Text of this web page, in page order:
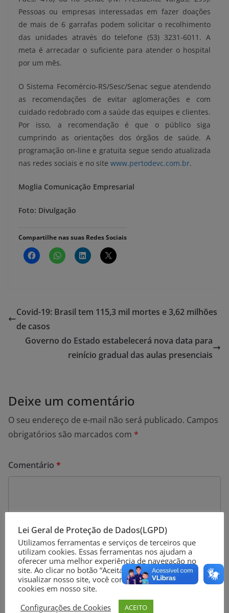
Pessoas ou empresas interessadas em fazer doações
de mais de 6 garrafas podem solicitar o recolhimento
das unidades através do telefone (53) 3231-6011. A
meta é arrecadar o suficiente para atender o hospital
por um mês.
O Sistema Fecomércio-RS/Sesc/Senac segue atendendo
as recomendações de evitar aglomerações e com
cuidado redobrado com a saúde das equipes e clientes.
Por isso, a recomendação é que o público siga
cumprindo as orientações dos órgãos de saúde. A
programação on-line e gratuita segue sendo atualizada
nas redes sociais e no site www.pertodevc.com.br.
Moglia Comunicação Empresarial
Foto: Divulgação
Compartilhe nas suas Redes Sociais
Covid-19: Brasil tem 115,3 mil mortes e 3,62 milhões
de casos
Governo do Estado estabelecerá nova data para
reinício gradual das aulas presenciais
Deixe um comentário
O seu endereço de e-mail não será publicado. Campos
obrigatórios são marcados com *
Comentário *
Nome*
Lei Geral de Proteção de Dados(LGPD)
Utilizamos ferramentas e serviços de terceiros que
utilizam cookies. Essas ferramentas nos ajudam a
oferecer uma melhor experiência de navegação no
site. Ao clicar no botão “Aceitar” ou continuar a
visualizar nosso site, você concorda com o uso de
cookies em nosso site.
Configurações de Cookies
ACEITO